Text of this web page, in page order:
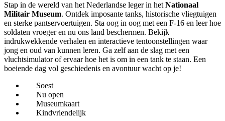
Stap in de wereld van het Nederlandse leger in het Nationaal
Militair Museum. Ontdek imposante tanks, historische vliegtuigen
en sterke pantservoertuigen. Sta oog in oog met een F-16 en leer hoe
soldaten vroeger en nu ons land beschermen. Bekijk
indrukwekkende verhalen en interactieve tentoonstellingen waar
jong en oud van kunnen leren. Ga zelf aan de slag met een
vluchtsimulator of ervaar hoe het is om in een tank te staan. Een
boeiende dag vol geschiedenis en avontuur wacht op je!
Soest
Nu open
Museumkaart
Kindvriendelijk